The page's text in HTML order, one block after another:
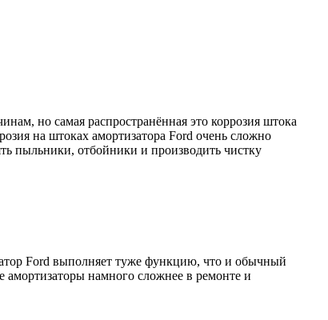
но самая распространённая это коррозия штока
на штоках амортизатора Ford очень сложно
пыльники, отбойники и производить чистку
Ford выполняет туже функцию, что и обычный
амортизаторы намного сложнее в ремонте и